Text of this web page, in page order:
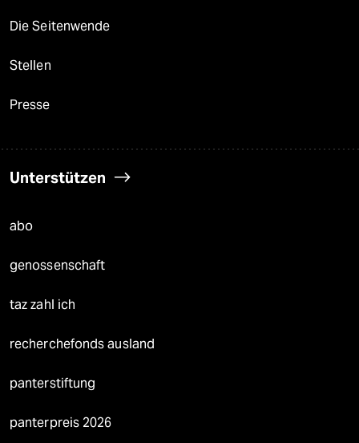
Die Seitenwende
Stellen
Presse
Unterstützen
abo
genossenschaft
taz zahl ich
recherchefonds ausland
panterstiftung
panterpreis 2026